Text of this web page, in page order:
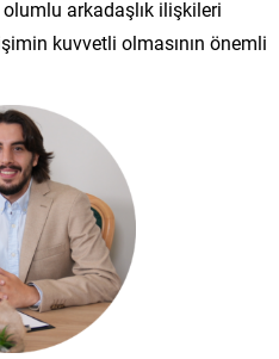
arkadaşlık ilişkileri
kuvvetli olmasının önemli